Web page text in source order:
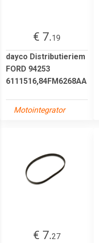
€ 7.19
dayco Distributieriem
FORD 94253
6111516,84FM6268AA
Motointegrator
€ 7.27